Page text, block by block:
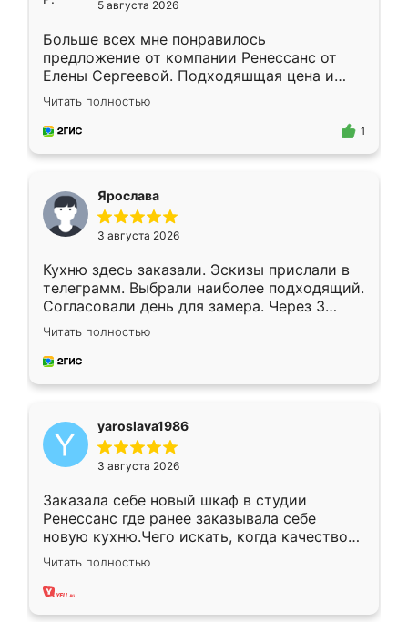
5 августа 2026
Больше всех мне понравилось
предложение от компании Ренессанс от
Елены Сергеевой. Подходяшщая цена и
короткие сроки изготовления. Приехавший
для замера сотрудник Владислав
предложил по моему эскизу самый
Читать полностью
1
Ярослава
3 августа 2026
Кухню здесь заказали. Эскизы прислали в
телеграмм. Выбрали наиболее подходящий.
Согласовали день для замера. Через 3
недели кухня была уже готова. Остались
довольны работой. Спасибо Ренессанс
мебель за качественную работу!
Читать полностью
yaroslava1986
3 августа 2026
Заказала себе новый шкаф в студии
Ренессанс где ранее заказывала себе
новую кухню.Чего искать, когда качеством
вполне довольна. Служит кухня уже почти
два года, нареканий нет.
Читать полностью